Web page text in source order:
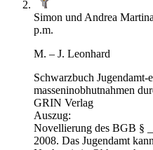
Simon und Andrea
p.m.
M. – J. Leonhard
Schwarzbuch
masseninobhutnahmen
GRIN Verlag
Auszug:
Novellierung des BGB §
2008. Das Jugendamt